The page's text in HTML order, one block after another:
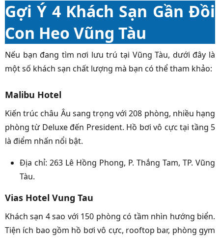
Gợi Ý 4 Khách Sạn Gần Đồi
Con Heo Vũng Tàu
Nếu bạn đang tìm nơi lưu trú tại Vũng Tàu, dưới đây là
một số khách sạn chất lượng mà bạn có thể tham khảo:
Malibu Hotel
Kiến trúc châu Âu sang trọng với 208 phòng, nhiều hạng
phòng từ Deluxe đến President. Hồ bơi vô cực tại tầng 5
là điểm nhấn nổi bật.
Địa chỉ: 263 Lê Hồng Phong, P. Thắng Tam, TP. Vũng
Tàu.
Vias Hotel Vung Tau
Khách sạn 4 sao với 150 phòng có tầm nhìn hướng biển.
Tiện ích bao gồm hồ bơi vô cực, rooftop bar, phòng gym